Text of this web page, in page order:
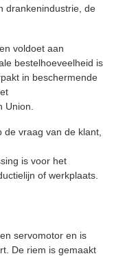
drankenindustrie, de
voldoet aan
bestelhoeveelheid is
in beschermende
Union.
vraag van de klant,
is voor het
of werkplaats.
servomotor en is
De riem is gemaakt